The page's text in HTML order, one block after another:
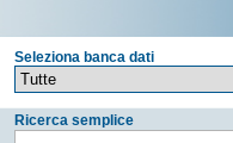
Seleziona banca dati
Ricerca semplice